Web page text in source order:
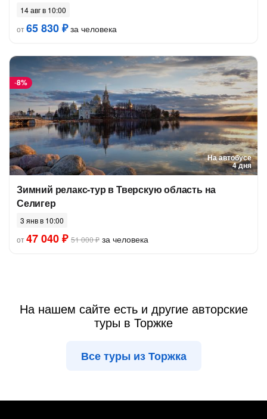
14 авг в 10:00
от65 830 ₽за человека
На автобусе
4 дня
-8%
Зимний релакс-тур в Тверскую область на
Селигер
3 янв в 10:00
от47 040 ₽ 51 000 ₽ за человека
На нашем сайте есть и другие авторские
туры в Торжке
Все туры из Торжка